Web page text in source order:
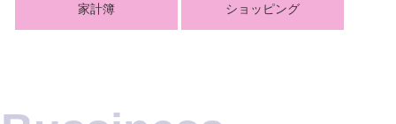
家計簿 ショッピング